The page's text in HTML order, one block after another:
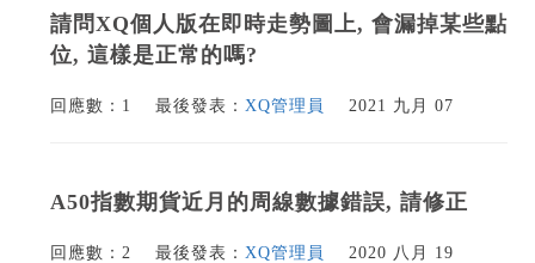
請問XQ個人版在即時走勢圖上, 會漏掉某些點
位, 這樣是正常的嗎?
回應數：1 最後發表： XQ管理員 2021 九月 07
A50指數期貨近月的周線數據錯誤, 請修正
回應數：2 最後發表： XQ管理員 2020 八月 19